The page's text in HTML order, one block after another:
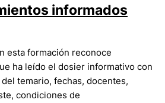
informados
esta formación reconoce
ha leído el dosier informativo con
temario, fechas, docentes,
condiciones de